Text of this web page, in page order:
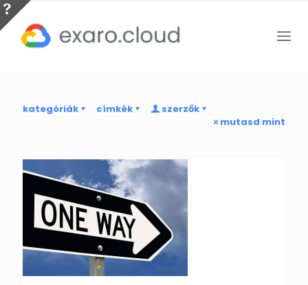
kategóriák címkék
szerzők
mutasd mint